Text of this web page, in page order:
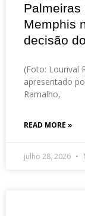
Palmeiras
Memphis
decisão
(Foto: Lourival
apresentado
Ramalho,
READ MORE »
julho 28, 2026